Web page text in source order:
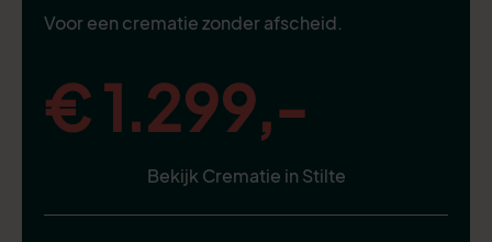
Voor een crematie zonder afscheid.
€ 1.299,-
Bekijk Crematie in Stilte